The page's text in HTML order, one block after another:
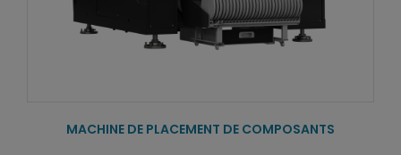
MACHINE DE PLACEMENT DE COMPOSANTS